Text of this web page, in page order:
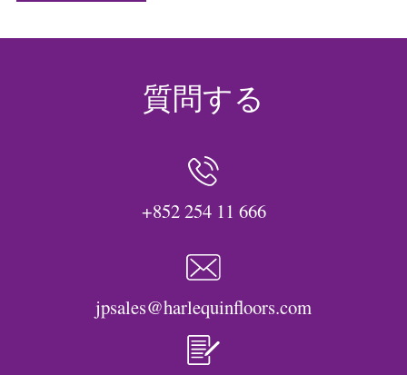
質問する
+852 254 11 666
jpsales@harlequinfloors.com